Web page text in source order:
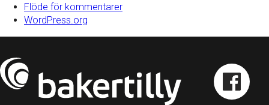
Flöde för kommentarer
WordPress.org